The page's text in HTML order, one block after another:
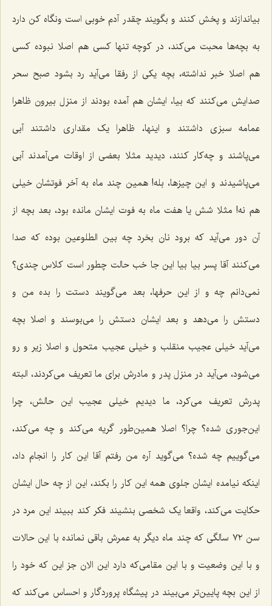
بیاندازند و پخش کنند و بگویند چقدر آدم خوبی است ونگاه کن دارد
به بچه‌ها محبت می‌کند، در کوچه تنها کسی هم اصلا نبوده کسی
هم اصلا خبر نداشته، بچه یکی از رفقا می‌آید رد بشود صبح سحر
صدایش می‌کنند که بیا، ایشان هم آمده بودند از منزل بیرون ظاهرا
عمامه سبزی داشتند و اینها، ظاهرا یک مقداری داشتند آبی
می‌پاشند و چه‌کار کنند، دیدید مثلا بعضی از اوقات می‌آمدند آبی
می‌پاشیدند و این چیزها، بله! همین چند ماه به آخر فوتشان خیلی
هم نه! مثلا شش یا هفت ماه به فوت ایشان مانده بود، بعد بچه از
آن دور می‌آید که برود نان بخرد چه بین الطلوعین بوده که صدا
می‌کنند آقا پسر بیا بیا این جا خب حالت چطور است کلاس چندی؟
نمی‌دانم چه و از این حرفها، بعد می‌گویند دستت را بده من و
دستش را می‌دهد و بعد ایشان دستش را می‌بوسند و اصلا بچه
می‌آید خیلی عجیب منقلب و خیلی عجیب متحول و اصلا زیر و رو
می‌شود، می‌آید در منزل پدر و مادرش برای ما تعریف می‌کردند، البته
پدرش تعریف می‌کرد، ما دیدیم خیلی عجیب این حالش، چرا
این‌جوری شده؟ چرا؟ اصلا همین‌طور گریه می‌کند و چه می‌کند،
می‌گوییم چه شده؟ می‌گوید آره من رفتم آقا این کار را انجام داد،
اینکه نیامده ایشان جلوی همه این کار را بکند، این از چه حال ایشان
حکایت می‌کند، واقعا یک شخصی بنشیند فکر کند ببیند این مرد در
سن ٧٢ سالگی که چند ماه دیگر به عمرش باقی نمانده با این حالات
و با این وضعیت و با این مقامی‌که دارد این الان جز این که خود را
از این بچه پایین‌تر می‌بیند در پیشگاه پروردگار و احساس می‌کند که